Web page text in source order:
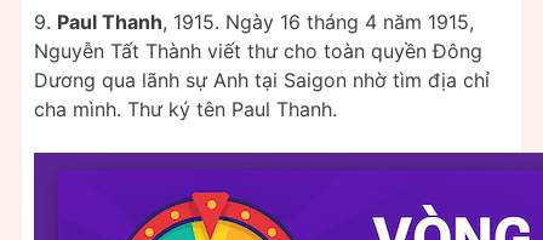
9. Paul Thanh, 1915. Ngày 16 tháng 4 năm 1915,
Nguyễn Tất Thành viết thư cho toàn quyền Đông
Dương qua lãnh sự Anh tại Saigon nhờ tìm địa chỉ
cha mình. Thư ký tên Paul Thanh.